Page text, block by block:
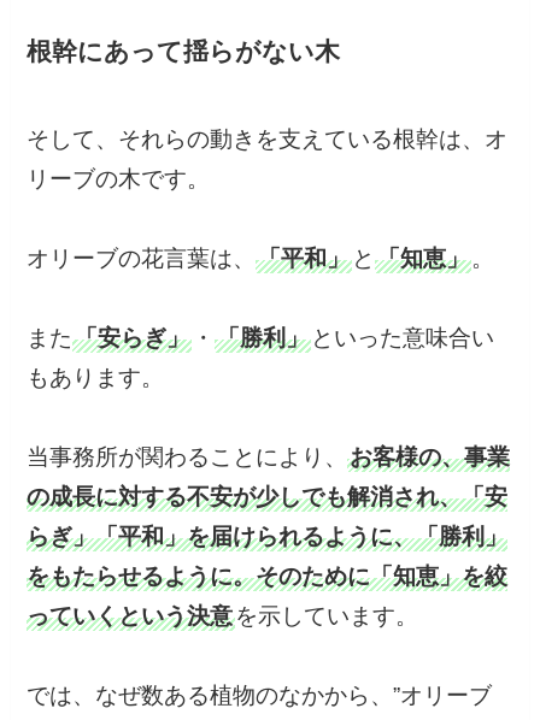
根幹にあって揺らがない木
そして、それらの動きを支えている根幹は、オ
リーブの木です。
オリーブの花言葉は、「平和」 と「知恵」。
また「安らぎ」 ・「勝利」 といった意味合い
もあります。
当事務所が関わることにより、お客様の、事業
の成長に対する不安が少しでも解消され、「安
らぎ」「平和」を届けられるように、「勝利」
をもたらせるように。そのために「知恵」を絞
っていくという決意を示しています。
では、なぜ数ある植物のなかから、”オリーブ